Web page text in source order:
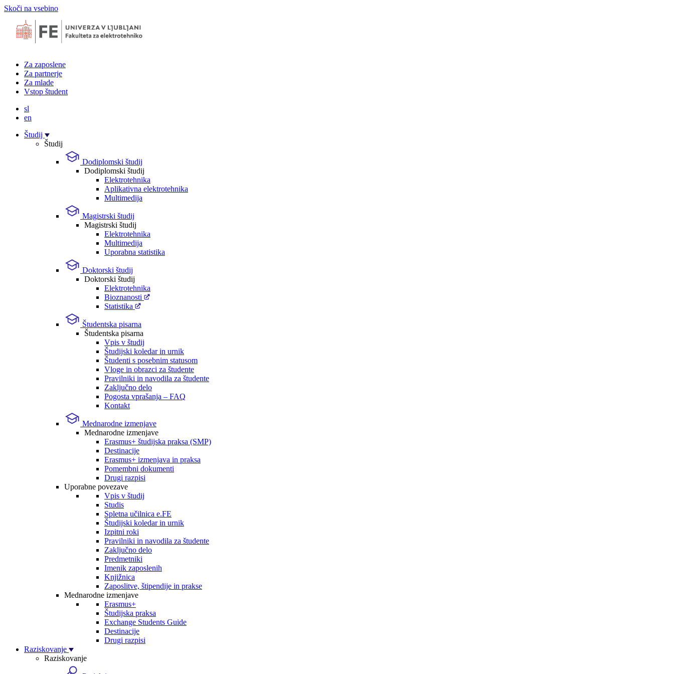
Skoči na vsebino
Za zaposlene
Za partnerje
Za mlade
Vstop študent
sl
en
Študij
Študij
Dodiplomski študij
Dodiplomski študij
Elektrotehnika
Aplikativna elektrotehnika
Multimedija
Magistrski študij
Magistrski študij
Elektrotehnika
Multimedija
Uporabna statistika
Doktorski študij
Doktorski študij
Elektrotehnika
Bioznanosti
Statistika
Študentska pisarna
Študentska pisarna
Vpis v študij
Študijski koledar in urnik
Študenti s posebnim statusom
Vloge in obrazci za študente
Pravilniki in navodila za študente
Zaključno delo
Pogosta vprašanja – FAQ
Kontakt
Mednarodne izmenjave
Mednarodne izmenjave
Erasmus+ študijska praksa (SMP)
Destinacije
Erasmus+ izmenjava in praksa
Pomembni dokumenti
Drugi razpisi
Uporabne povezave
Vpis v študij
Studis
Spletna učilnica e.FE
Študijski koledar in urnik
Izpitni roki
Pravilniki in navodila za študente
Zaključno delo
Predmetniki
Imenik zaposlenih
Knjižnica
Zaposlitve, štipendije in prakse
Mednarodne izmenjave
Erasmus+
Študijska praksa
Exchange Students Guide
Destinacije
Drugi razpisi
Raziskovanje
Raziskovanje